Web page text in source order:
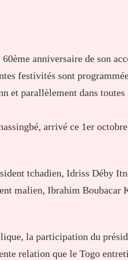
anniversaire de son
festivités sont
et parallèlement dans toutes
arrivé ce 1er
tchadien, Idriss Déby
malien, Ibrahim Boubacar
la participation du
relation que le Togo